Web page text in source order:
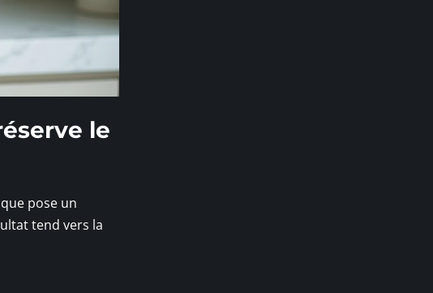
le
pose un
tend vers la